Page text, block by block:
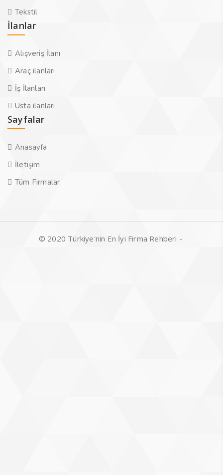
Tekstil
İlanlar
Alışveriş İlanı
Araç ilanları
İş İlanları
Usta ilanları
Sayfalar
Anasayfa
İletişim
Tüm Firmalar
© 2020 Türkiye'nin En İyi Firma Rehberi -